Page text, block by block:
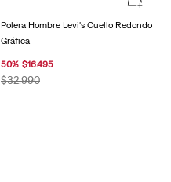
Polera Hombre Levi's Cuello Redondo
Gráfica
50% $16.495
$32.990